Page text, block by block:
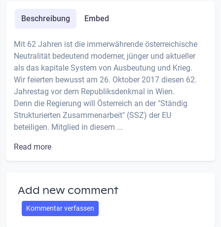
Beschreibung Embed
Mit 62 Jahren ist die immerwährende österreichische
Neutralität bedeutend moderner, jünger und aktueller
als das kapitale System von Ausbeutung und Krieg.
Wir feierten bewusst am 26. Oktober 2017 diesen 62.
Jahrestag vor dem Republiksdenkmal in Wien.
Denn die Regierung will Österreich an der "Ständig
Strukturierten Zusammenarbeit" (SSZ) der EU
beteiligen. Mitglied in diesem ...
Read more
Add new comment
Kommentar verfassen